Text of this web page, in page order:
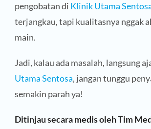
pengobatan di Klinik Utama
terjangkau, tapi kualitasnya nggak
main.
Jadi, kalau ada masalah, langsung
Utama Sentosa, jangan tunggu
semakin parah ya!
Ditinjau secara medis oleh Tim